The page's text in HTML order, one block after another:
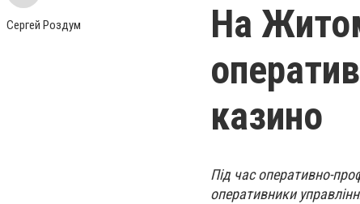
Сергей Роздум
На
казино
Під час оперативно-
оперативники